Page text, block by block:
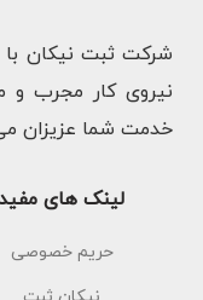
شرکت ثبت نیکان
نیروی کار مجرب و
خدمت شما عزیزان
لینک های
حریم خصوصی